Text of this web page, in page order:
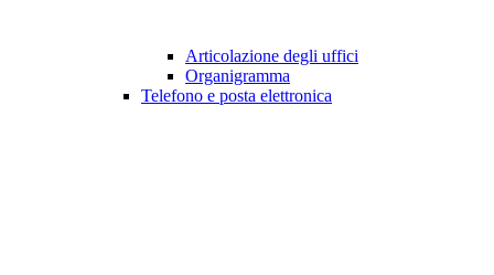
Articolazione degli uffici
Organigramma
Telefono e posta elettronica